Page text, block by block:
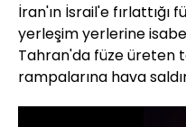
İran'ın İsrail'e
yerleşim yerlerine
Tahran'da füze üreten
rampalarına hava